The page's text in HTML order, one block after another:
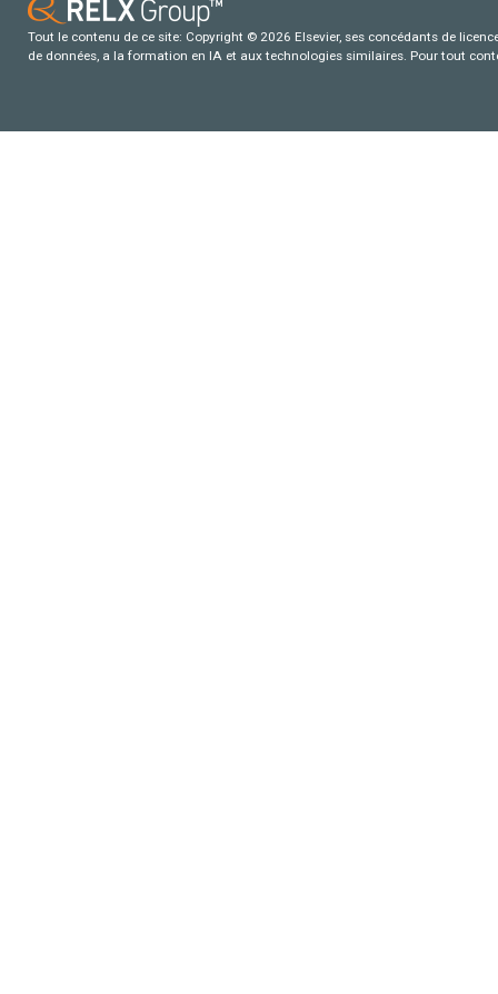
Tout le contenu de ce site: Copyright © 2026 Elsevier, ses concédants de
de données, a la formation en IA et aux technologies similaires. Pour tout